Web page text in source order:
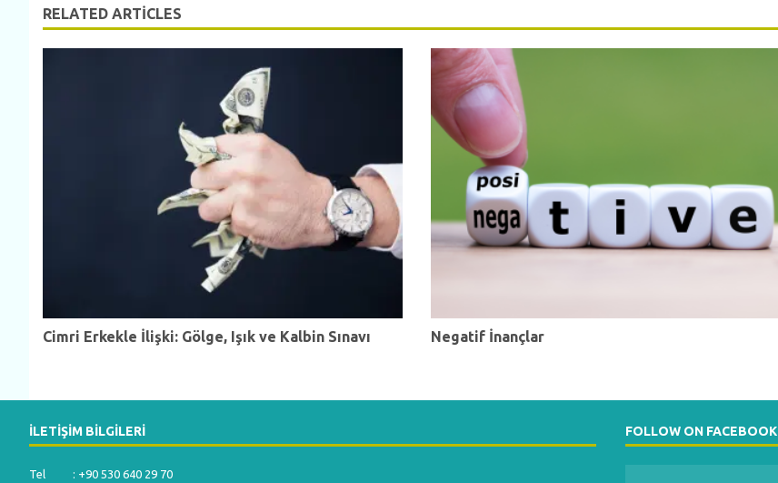
RELATED ARTICLES
Cimri Erkekle İlişki: Gölge, Işık ve Kalbin Sınavı Negatif İnançlar
İLETIŞIM BILGILERI
Tel : +90 530 640 29 70
FOLLOW ON FACEBOOK